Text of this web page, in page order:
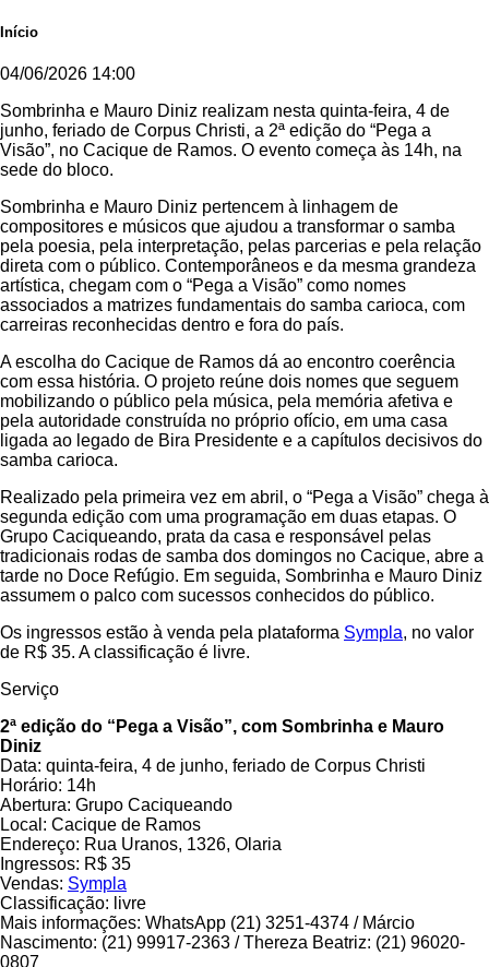
Início
04/06/2026 14:00
Sombrinha e Mauro Diniz realizam nesta quinta-feira, 4 de
junho, feriado de Corpus Christi, a 2ª edição do “Pega a
Visão”, no Cacique de Ramos. O evento começa às 14h, na
sede do bloco.
Sombrinha e Mauro Diniz pertencem à linhagem de
compositores e músicos que ajudou a transformar o samba
pela poesia, pela interpretação, pelas parcerias e pela relação
direta com o público. Contemporâneos e da mesma grandeza
artística, chegam com o “Pega a Visão” como nomes
associados a matrizes fundamentais do samba carioca, com
carreiras reconhecidas dentro e fora do país.
A escolha do Cacique de Ramos dá ao encontro coerência
com essa história. O projeto reúne dois nomes que seguem
mobilizando o público pela música, pela memória afetiva e
pela autoridade construída no próprio ofício, em uma casa
ligada ao legado de Bira Presidente e a capítulos decisivos do
samba carioca.
Realizado pela primeira vez em abril, o “Pega a Visão” chega à
segunda edição com uma programação em duas etapas. O
Grupo Caciqueando, prata da casa e responsável pelas
tradicionais rodas de samba dos domingos no Cacique, abre a
tarde no Doce Refúgio. Em seguida, Sombrinha e Mauro Diniz
assumem o palco com sucessos conhecidos do público.
Os ingressos estão à venda pela plataforma Sympla, no valor
de R$ 35. A classificação é livre.
Serviço
2ª edição do “Pega a Visão”, com Sombrinha e Mauro
Diniz
Data: quinta-feira, 4 de junho, feriado de Corpus Christi
Horário: 14h
Abertura: Grupo Caciqueando
Local: Cacique de Ramos
Endereço: Rua Uranos, 1326, Olaria
Ingressos: R$ 35
Vendas: Sympla
Classificação: livre
Mais informações: WhatsApp (21) 3251-4374 / Márcio
Nascimento: (21) 99917-2363 / Thereza Beatriz: (21) 96020-
0807